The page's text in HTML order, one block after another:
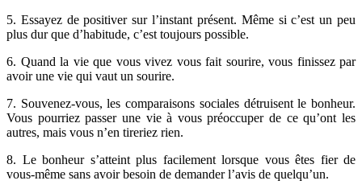
5. Essayez de positiver sur l’instant présent. Même si c’est un peu
plus dur que d’habitude, c’est toujours possible.
6. Quand la vie que vous vivez vous fait sourire, vous finissez par
avoir une vie qui vaut un sourire.
7. Souvenez-vous, les comparaisons sociales détruisent le bonheur.
Vous pourriez passer une vie à vous préoccuper de ce qu’ont les
autres, mais vous n’en tireriez rien.
8. Le bonheur s’atteint plus facilement lorsque vous êtes fier de
vous-même sans avoir besoin de demander l’avis de quelqu’un.